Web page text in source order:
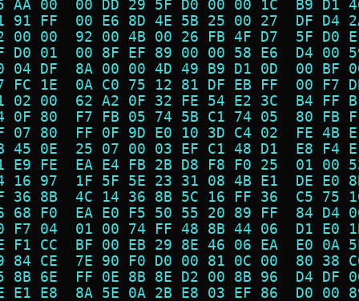
AA 00  00 DD 29 5F D0 00 00 1C  B9
91 FF  00 E6 8D 4E 5B 25 00 27  DF
00 00  92 00 4B 00 26 FB 4F D7  5F
D0 01  00 8F EF 89 00 00 58 E6  D4
04 DF  8A 00 00 4D 49 B9 D1 0D  00
FC 1E  0A C0 75 12 81 DF EB FF  00
02 00  62 A2 0F 32 FE 54 E2 3C  B4
0F 80  F7 FB 05 74 5B C1 74 05  80
07 80  FF 0F 9D E0 10 3D C4 02  FE
45 0E  25 07 00 03 EF C1 48 D1  E8
E9 FE  EA E4 FB 2B D8 F8 F0 25  01
16 97  1F 5F 5E 23 31 08 4B E1  DE
36 8B  4C 14 36 8B 5C 16 FF 36  C5
68 F0  EA E0 F5 50 55 20 89 FF  84
F7 04  01 00 74 FF 48 8B 44 06  D1
F1 CC  BF 00 EB 29 8E 46 06 EA  E0
84 CE  7E 90 F0 D0 00 81 0C 00  80
8B 6E  FF 0E 8B 8E D2 00 8B 96  D4
E1 E8  8A 5E 0A 2B E8 03 EF 86  D0